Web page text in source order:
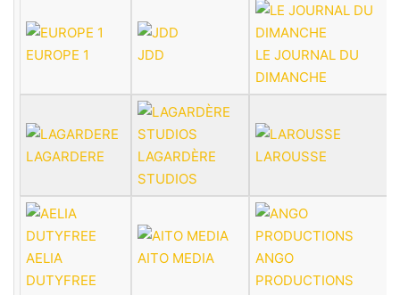
EUROPE 1 JDD
LE JOURNAL DU
DIMANCHE
LAGARDERE
LAGARDÈRE
STUDIOS
LAROUSSE
AELIA
DUTYFREE
AITO MEDIA
ANGO
PRODUCTIONS